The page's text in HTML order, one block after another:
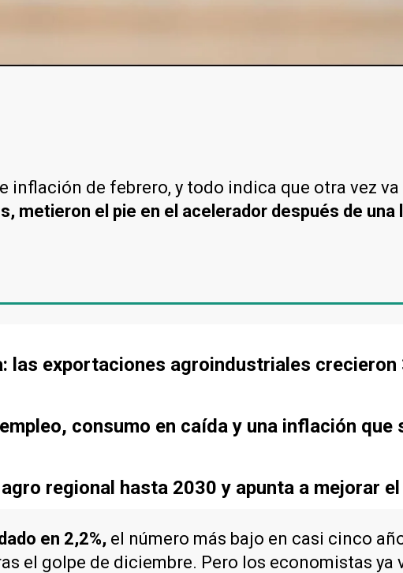
inflación de febrero, y todo indica que otra vez va
metieron el pie en el acelerador después de una
las exportaciones agroindustriales crecieron
consumo en caída y una inflación que
regional hasta 2030 y apunta a mejorar
en 2,2%, el número más bajo en casi cinco
el golpe de diciembre. Pero los economistas ya